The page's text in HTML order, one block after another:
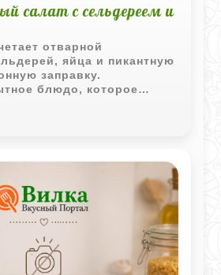
салат с сельдереем и
отварной
яйца и пикантную
заправку.
блюдо, которое
семейного ужина, так и